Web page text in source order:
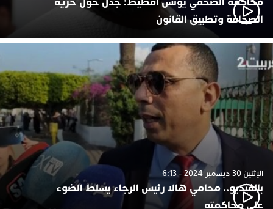
الصحافة وتطبيق القانون
الإثنين 30 ديسمبر 2024 - 6:13
بالفيديو.. محامي هالا رئيس الرجاء يسلط الضوء
على محاكمته